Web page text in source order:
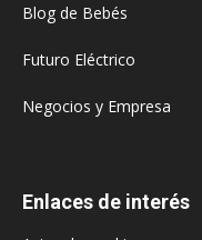
Blog de Bebés
Futuro Eléctrico
Negocios y Empresa
Enlaces de interés